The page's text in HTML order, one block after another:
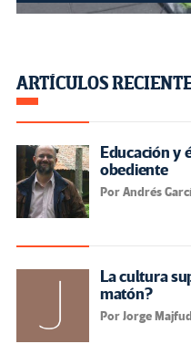
ARTÍCULOS
Educación y
obediente
Por Andrés
La cultura
matón?
Por Jorge Majfud